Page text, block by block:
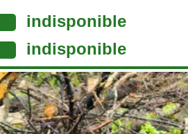
indisponible
indisponible